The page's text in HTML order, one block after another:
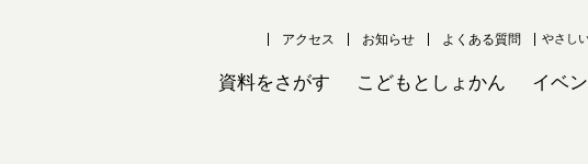
アクセス お知らせ よくある質問 やさし
資料をさがす こどもとしょかん イベ